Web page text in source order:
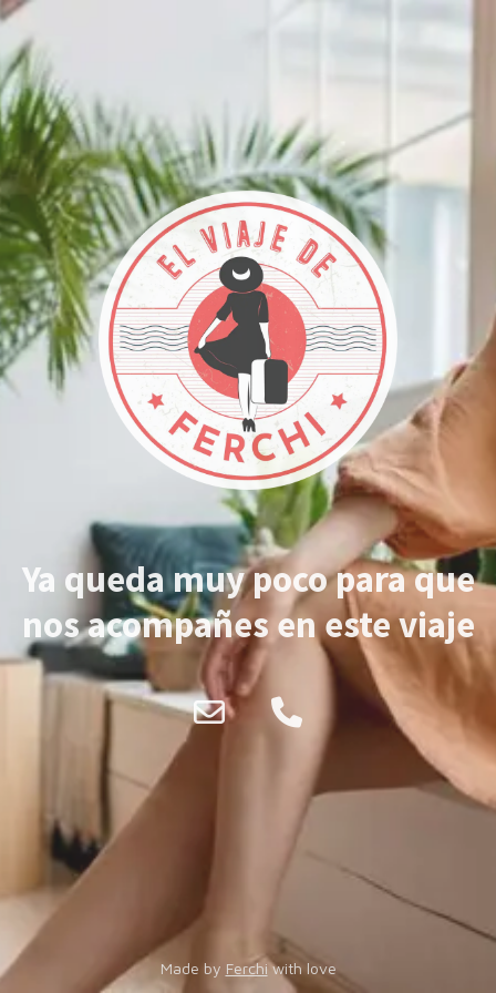
Ya queda muy poco para que
nos acompañes en este viaje
Made by Ferchiwith love